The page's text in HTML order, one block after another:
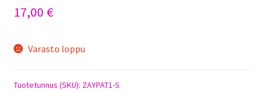
17,00 €
Varasto loppu
Tuotetunnus (SKU): ZAYPAT1-S